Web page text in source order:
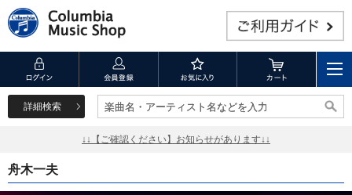
詳細検索 楽曲名・アーティスト名などを入力
楽曲名・アーティスト名などを入力
↓↓【ご確認ください】お知らせがあります↓↓
舟木一夫